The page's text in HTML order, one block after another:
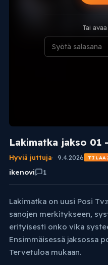
Tai
Lakimatka jakso 01
Hyviä juttuja 9.4.2026
ikenovi 1
Lakimatka on uusi Posi
sanojen merkitykseen,
erityisesti onko vika
Ensimmäisessä jaksossa
Tervetuloa mukaan.